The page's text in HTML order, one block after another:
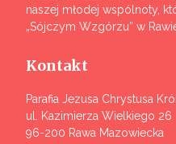
naszej młodej wspólnoty,
„Sójczym Wzgórzu” w
Kontakt
Parafia Jezusa Chrystusa
ul. Kazimierza Wielkiego 26
96-200 Rawa Mazowiecka